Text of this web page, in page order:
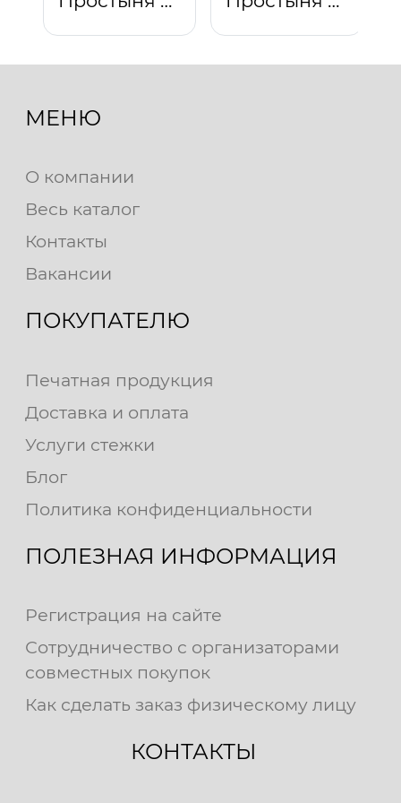
МЕНЮ
О компании
Весь каталог
Контакты
Вакансии
ПОКУПАТЕЛЮ
Печатная продукция
Доставка и оплата
Услуги стежки
Блог
Политика конфиденциальности
ПОЛЕЗНАЯ ИНФОРМАЦИЯ
Регистрация на сайте
Сотрудничество с организаторами
совместных покупок
Как сделать заказ физическому лицу
КОНТАКТЫ